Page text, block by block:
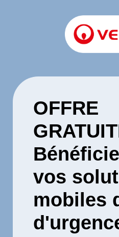
OFFRE
vos
mobiles